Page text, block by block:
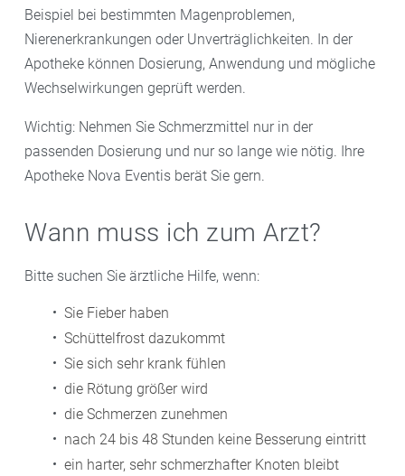
Beispiel bei bestimmten Magenproblemen,
Nierenerkrankungen oder Unverträglichkeiten. In der
Apotheke können Dosierung, Anwendung und mögliche
Wechselwirkungen geprüft werden.
Wichtig: Nehmen Sie Schmerzmittel nur in der
passenden Dosierung und nur so lange wie nötig. Ihre
Apotheke Nova Eventis berät Sie gern.
Wann muss ich zum Arzt?
Bitte suchen Sie ärztliche Hilfe, wenn:
Sie Fieber haben
Schüttelfrost dazukommt
Sie sich sehr krank fühlen
die Rötung größer wird
die Schmerzen zunehmen
nach 24 bis 48 Stunden keine Besserung eintritt
ein harter, sehr schmerzhafter Knoten bleibt